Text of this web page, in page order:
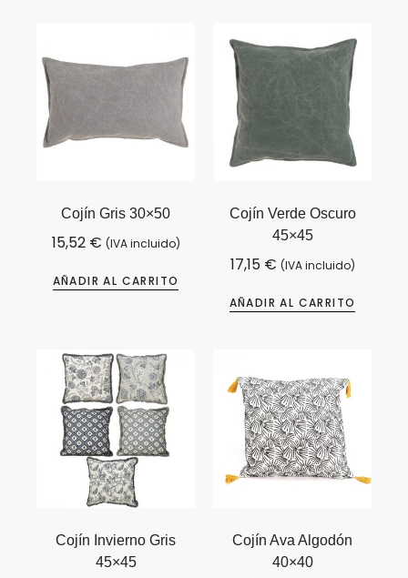
Cojín Gris 30×50
15,52 € (IVA incluido)
AÑADIR AL CARRITO
Cojín Verde Oscuro
45×45
17,15 € (IVA incluido)
AÑADIR AL CARRITO
Cojín Invierno Gris
45×45
Cojín Ava Algodón
40×40